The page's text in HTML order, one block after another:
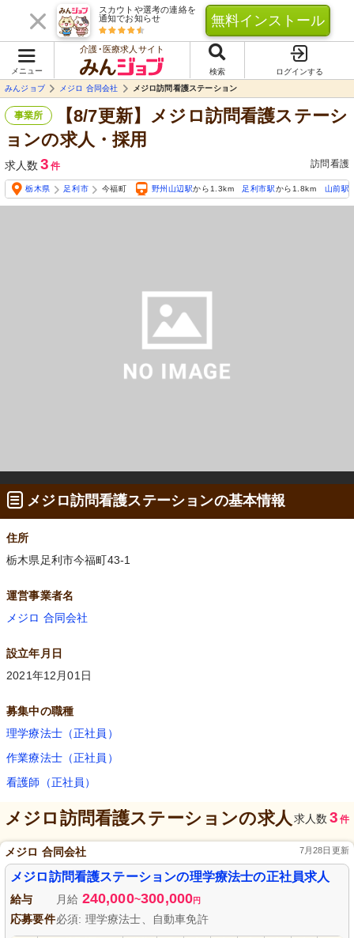
スカウトや選考の連絡を
通知でお知らせ
無料インストール
メニュー
介護･医療求人サイト
検索
ログインする
みんジョブ
メジロ 合同会社 メジロ訪問看護ステーション
事業所
【8/7更新】メジロ訪問看護ステーシ
ョンの求人・採用
求人数 3 件 訪問看護
栃木県 足利市 今福町 野州山辺駅から1.3km 足利市駅から1.8km 山前駅
メジロ訪問看護ステーションの基本情報
住所
栃木県足利市今福町43-1
運営事業者名
メジロ 合同会社
設立年月日
2021年12月01日
募集中の職種
理学療法士（正社員）
作業療法士（正社員）
看護師（正社員）
メジロ訪問看護ステーションの求人求人数 3 件
メジロ 合同会社 7月28日更新
メジロ訪問看護ステーションの理学療法士の正社員求人
給与 月給 240,000~300,000円
応募要件必須: 理学療法士、自動車免許